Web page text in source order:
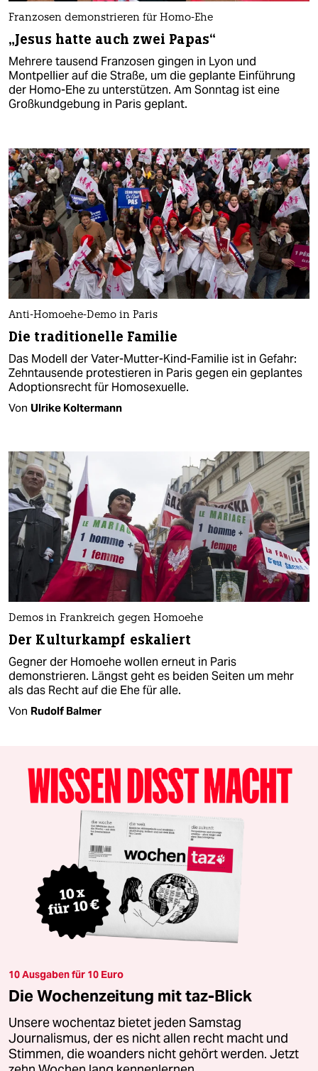
Franzosen demonstrieren für Homo-Ehe
„Jesus hatte auch zwei Papas“
Mehrere tausend Franzosen gingen in Lyon und
Montpellier auf die Straße, um die geplante Einführung
der Homo-Ehe zu unterstützen. Am Sonntag ist eine
Großkundgebung in Paris geplant.
Anti-Homoehe-Demo in Paris
Die traditionelle Familie
Das Modell der Vater-Mutter-Kind-Familie ist in Gefahr:
Zehntausende protestieren in Paris gegen ein geplantes
Adoptionsrecht für Homosexuelle.
Von Ulrike Koltermann
Demos in Frankreich gegen Homoehe
Der Kulturkampf eskaliert
Gegner der Homoehe wollen erneut in Paris
demonstrieren. Längst geht es beiden Seiten um mehr
als das Recht auf die Ehe für alle.
Von Rudolf Balmer
10 Ausgaben für 10 Euro
Die Wochenzeitung mit taz-Blick
Unsere wochentaz bietet jeden Samstag
Journalismus, der es nicht allen recht macht und
Stimmen, die woanders nicht gehört werden. Jetzt